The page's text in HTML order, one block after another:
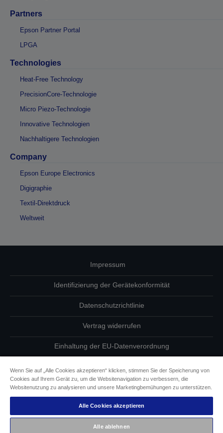
Partners
Epson Partner Portal
LPGA
Technologies
Heat-Free Technology
PrecisionCore-Technologie
Micro Piezo-Technologie
Innovative Technologien
Nachhaltigere Technologien
Company
Epson Europe Electronics
Digigraphie
Textil-Direktdruck
Weltweit
Impressum
Identifizierung der Gerätekonformität
Datenschutzrichtlinie
Vertrag widerrufen
Einhaltung der EU-Datenverordnung
Informationen zu Cookies
Epson Engagement für Barrierefreiheit
Wenn Sie auf „Alle Cookies akzeptieren“ klicken, stimmen Sie der Speicherung von
Cookies auf Ihrem Gerät zu, um die Websitenavigation zu verbessern, die
Websitenutzung zu analysieren und unsere Marketingbemühungen zu unterstützen.
Alle Cookies akzeptieren
Alle ablehnen